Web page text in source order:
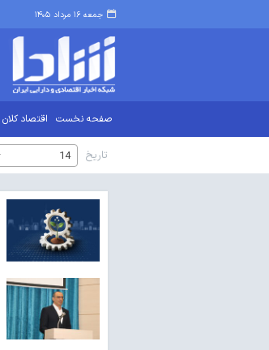
جمعه ۱۶ مرداد ۱۴۰۵
صفحه نخست اقتصاد کلان
تاریخ 14